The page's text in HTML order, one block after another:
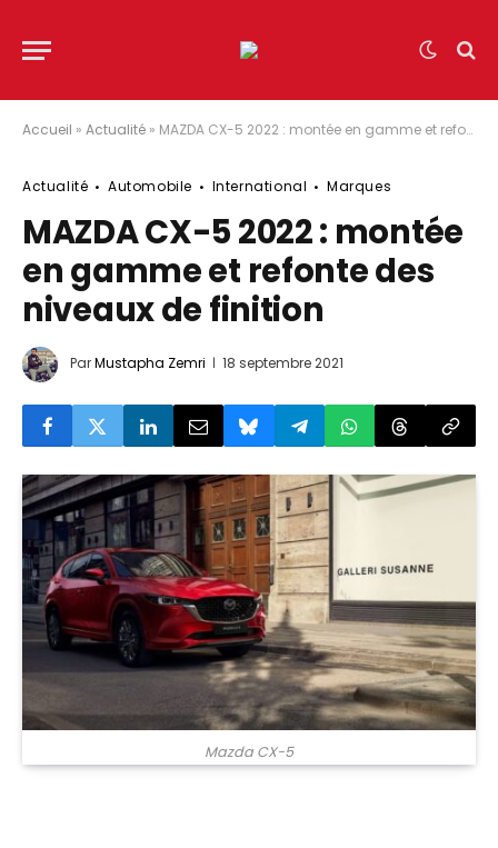
Accueil » Actualité » MAZDA CX-5 2022 : montée en gamme et refonte des niveaux de finition
Actualité Automobile International Marques
MAZDA CX-5 2022 : montée
en gamme et refonte des
niveaux de finition
ParMustapha Zemri 18 septembre 2021
Mazda CX-5